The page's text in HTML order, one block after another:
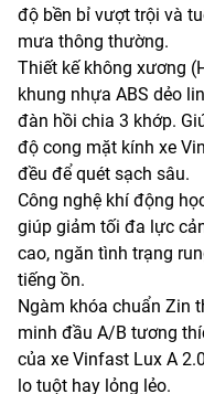
độ bền bỉ vượt trội và
mưa thông thường.
Thiết kế không xương
khung nhựa ABS dẻo
đàn hồi chia 3 khớp.
độ cong mặt kính xe
đều để quét sạch sâu.
Công nghệ khí động
giúp giảm tối đa lực
cao, ngăn tình trạng
tiếng ồn.
Ngàm khóa chuẩn Zin
minh đầu A/B tương
của xe Vinfast Lux A
lo tuột hay lỏng lẻo.